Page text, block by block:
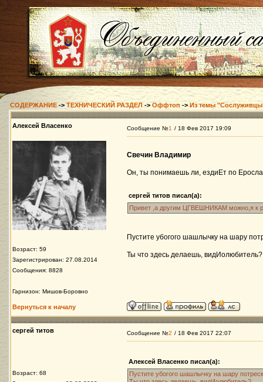
СОДЕРЖАНИЕ ->ТЕХНИЧЕСКИЙ РАЗДЕЛ ->Оффтоп->Из темы
Алексей Власенко
Возраст: 59
Зарегистрирован: 27.08.2014
Сообщения: 8828
Гарнизон: Мишов-Боровно
Сообщение №1 / 18 Фев 2017 19:09
Свечин Владимир
Он, ты понимаешь ли, ездиЕт по
сергей титов писал(а):
Привет ,а другим ЦГВЕШНИКАМ можно,я к
Пустите убогого шашлычку на шару
Ты что здесь делаешь,
Вернуться к началу
сергей титов
Возраст: 68
Сообщение №2 / 18 Фев 2017 22:07
Алексей Власенко писал(а):
Пустите убогого шашлычку на шару